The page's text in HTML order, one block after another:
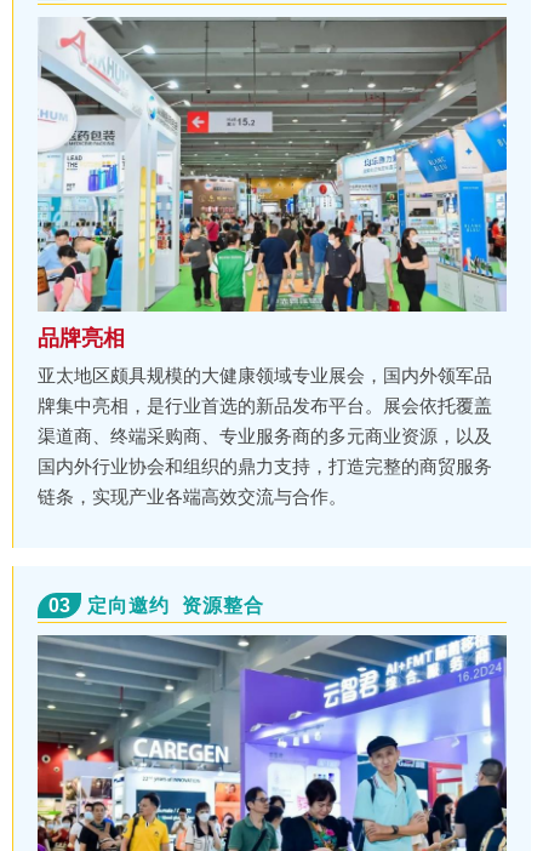
品牌亮相
亚太地区颇具规模的大健康领域专业展会，国内外领军品
牌集中亮相，是行业首选的新品发布平台。展会依托覆盖
渠道商、终端采购商、专业服务商的多元商业资源，以及
国内外行业协会和组织的鼎力支持，打造完整的商贸服务
链条，实现产业各端高效交流与合作。
03 定向邀约 资源整合